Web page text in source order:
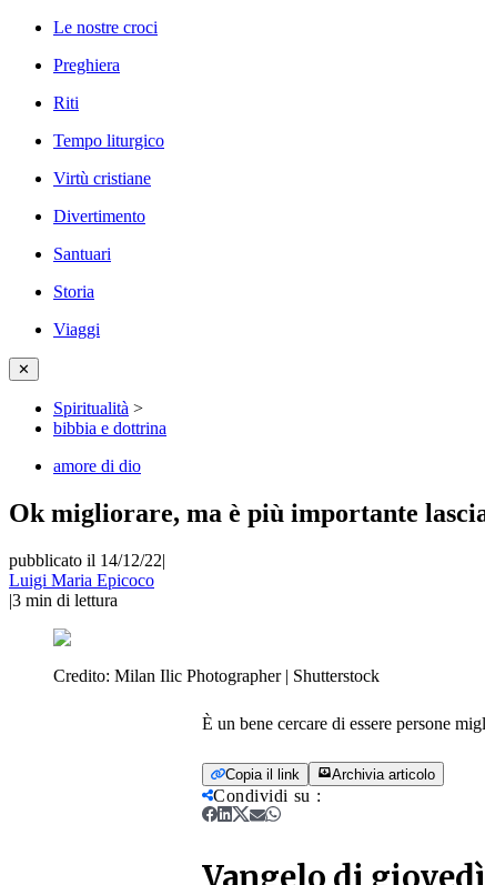
Le nostre croci
Preghiera
Riti
Tempo liturgico
Virtù cristiane
Divertimento
Santuari
Storia
Viaggi
✕
Spiritualità >
bibbia e dottrina
amore di dio
Ok migliorare, ma è più importante
pubblicato il 14/12/22|
Luigi Maria Epicoco
|3 min di lettura
Credito: Milan Ilic Photographer | Shutterstock
È un bene cercare di essere persone
Copia il link Archivia articolo
Condividi su :